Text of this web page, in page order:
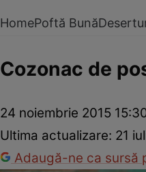
HomePoftă Bună
Cozonac de
24 noiembrie 2015
Ultima actualizare: 21
Adaugă-ne ca sursă